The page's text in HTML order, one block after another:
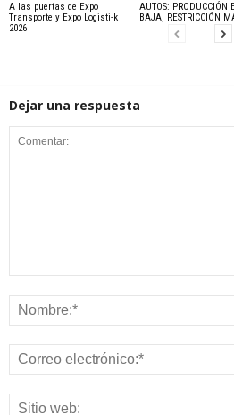
A las puertas de Expo
Transporte y Expo Logisti-k
2026
AUTOS: PRODUCCIÓN
BAJA, RESTRICCIÓN
Dejar una respuesta